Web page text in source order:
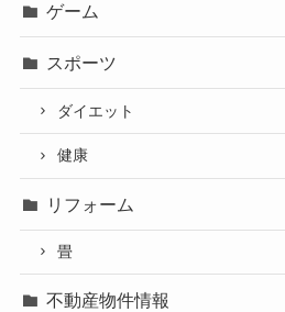
ゲーム
スポーツ
ダイエット
健康
リフォーム
畳
不動産物件情報